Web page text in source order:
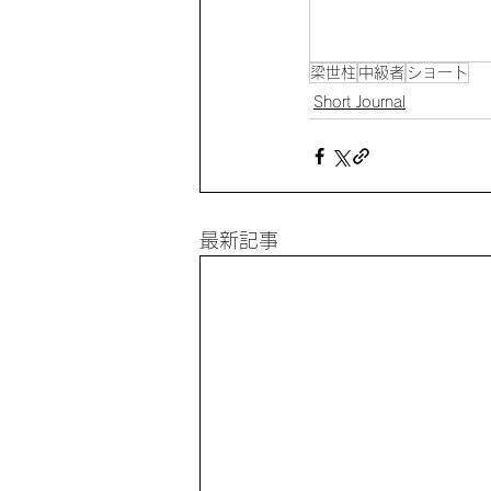
梁世柱 中級者 ショート
Short Journal
最新記事